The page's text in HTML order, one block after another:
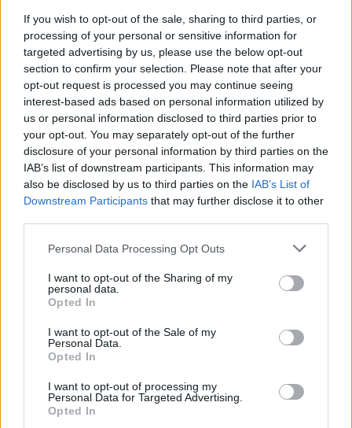
If you wish to opt-out of the sale, sharing to third parties, or
processing of your personal or sensitive information for
targeted advertising by us, please use the below opt-out
section to confirm your selection. Please note that after your
opt-out request is processed you may continue seeing
interest-based ads based on personal information utilized by
us or personal information disclosed to third parties prior to
your opt-out. You may separately opt-out of the further
disclosure of your personal information by third parties on the
IAB’s list of downstream participants. This information may
also be disclosed by us to third parties on the IAB’s List of
Downstream Participants that may further disclose it to other
Please note that this website/app uses one or more Google
not limited to your visit or usage behaviour. You may click to
grant or deny consent to Google and its third-party tags to
use your data for below specified purposes in below Google
consent section.
Personal Data Processing Opt Outs
I want to opt-out of the Sharing of my
personal data.
Opted In
I want to opt-out of the Sale of my
Personal Data.
Opted In
I want to opt-out of processing my
Personal Data for Targeted Advertising.
Opted In
Az iráni vezetés a szerencsétlenség után
napokig tagadta, hogy köze lenne a
katasztrófához, de az egyre gyarapodó
bizonyítékok nyomása alatt végül elismerték,
hogy a forradalmi gárda lőtte le tévedésből a
gépet. A „végzetes hibát” az iráni kormány
azzal hozta összefüggésbe, hogy a hadsereg
riadókészültségben volt, miután egy amerikai
drón megölte Bagdadban Kászim Szulejmáni
tábornokot, az iráni Forradalmi Gárda magas
rangú parancsnokát. Az irániak esetleges
dróntámadásra megtorlásul rakétákat lőttek
ki olyan iraki támaszpontokra, amelyeken
amerikai katonák állomásoztak.
Ukrán ügyészek szándékos
emberölés miatt saját nyomozást